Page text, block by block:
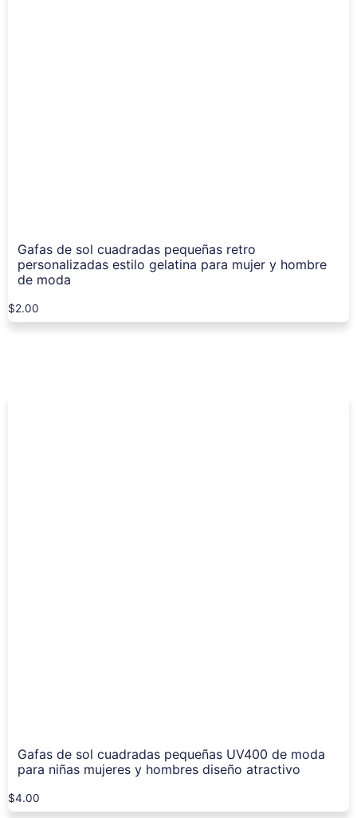
Gafas de sol cuadradas pequeñas retro
personalizadas estilo gelatina para mujer y hombre
de moda
$2.00
Gafas de sol cuadradas pequeñas UV400 de moda
para niñas mujeres y hombres diseño atractivo
$4.00